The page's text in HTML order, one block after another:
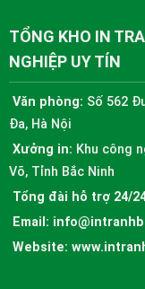
TỔNG KHO IN
NGHIỆP UY TÍN
Văn phòng: Số 562
Đa, Hà Nội
Xưởng in: Khu công
Võ, Tỉnh Bắc Ninh
Tổng đài hỗ trợ 24/
Email:
Website: